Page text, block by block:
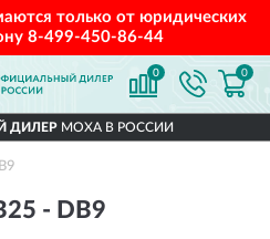
только от юридических
8-499-450-86-44
0 0
ДИЛЕРMOXA В РОССИИ
- DB9